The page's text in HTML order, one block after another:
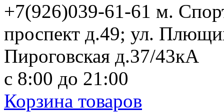
+7(926)039-61-61 м.
проспект д.49; ул.
Пироговская д.37/43кА
с 8:00 до 21:00
Корзина товаров